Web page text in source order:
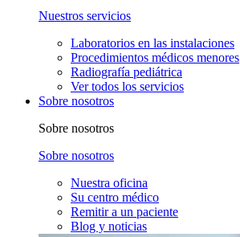
Nuestros servicios
Laboratorios en las instalaciones
Procedimientos médicos menores
Radiografía pediátrica
Ver todos los servicios
Sobre nosotros
Sobre nosotros
Sobre nosotros
Nuestra oficina
Su centro médico
Remitir a un paciente
Blog y noticias